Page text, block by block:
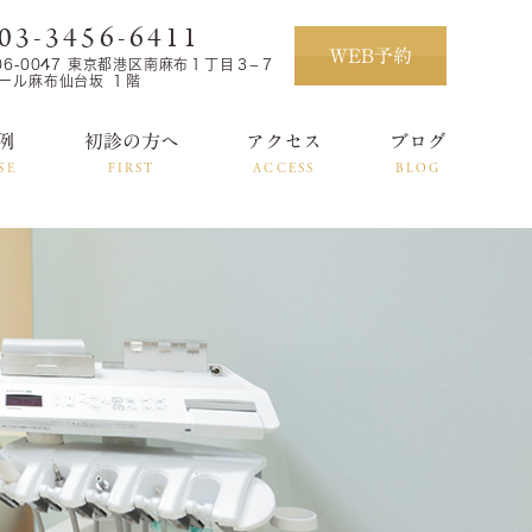
3456-6411
0047 東京都港区南麻布１丁目３−７
ル麻布仙台坂 １階
WEB予約
初診の方へ
FIRST
アクセス
ACCESS
ブログ
BLOG